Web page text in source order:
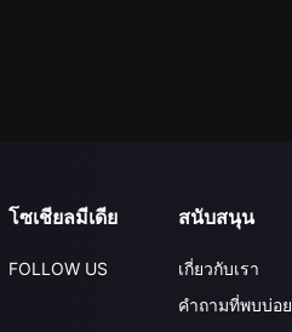
โซเชียลมีเดีย
FOLLOW US
สนับสนุน
เกี่ยวกับเรา
คำถามที่พบบ่อย